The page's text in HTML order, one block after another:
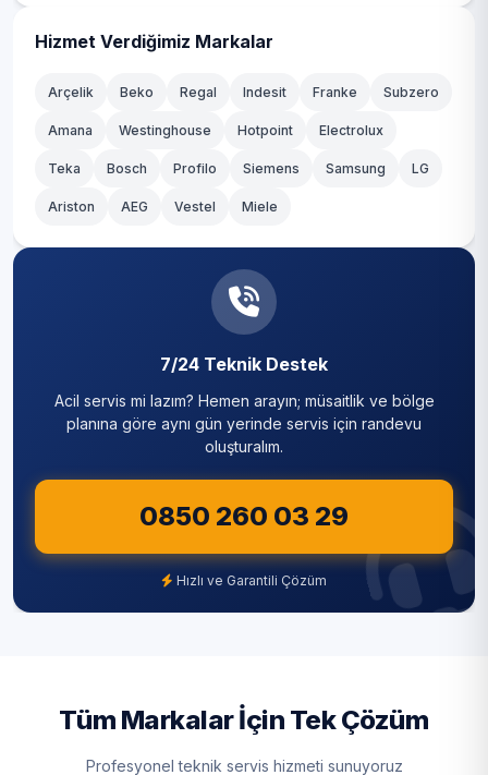
Kağıthane
Kartal
Küçükçekmece
Sultanbeyli
Şişli
Tuzla
Üsküdar
Zeytinburnu
Hizmet Verdiğimiz Markalar
Arçelik Beko Regal Indesit Franke Subzero
Amana Westinghouse Hotpoint Electrolux
Teka Bosch Profilo Siemens Samsung LG
Ariston AEG Vestel Miele
7/24 Teknik Destek
Acil servis mi lazım? Hemen arayın; müsaitlik ve bölge
planına göre aynı gün yerinde servis için randevu
oluşturalım.
0850 260 03 29
Hızlı ve Garantili Çözüm
Tüm Markalar İçin Tek Çözüm
Profesyonel teknik servis hizmeti sunuyoruz